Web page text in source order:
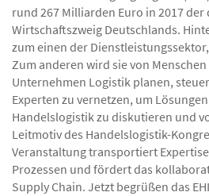
der Bundesvereinigung Logistik
rund 267 Milliarden Euro in 2017
Wirtschaftszweig Deutschlands.
zum einen der Dienstleistungssektor,
Zum anderen wird sie von
Unternehmen Logistik planen,
Experten zu vernetzen, um
Handelslogistik zu diskutieren und
Leitmotiv des Handelslogistik-
Veranstaltung transportiert
Prozessen und fördert das